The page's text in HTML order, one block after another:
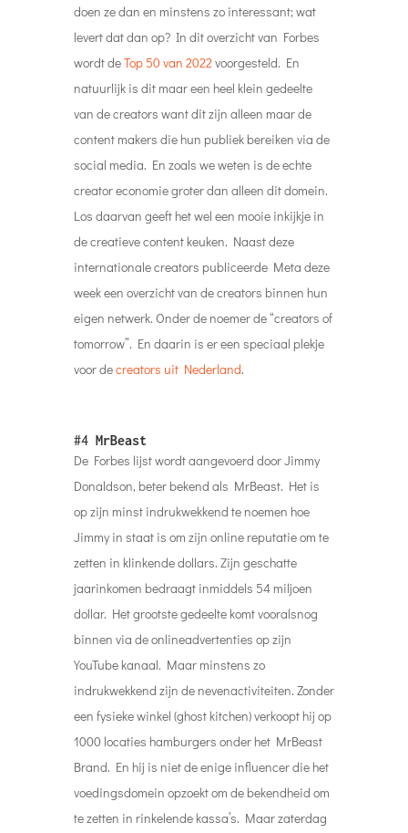
doen ze dan en minstens zo interessant; wat
levert dat dan op? In dit overzicht van Forbes
wordt deTop 50 van 2022voorgesteld. En
natuurlijk is dit maar een heel klein gedeelte
van de creators want dit zijn alleen maar de
content makers die hun publiek bereiken via de
social media. En zoals we weten is de echte
creator economie groter dan alleen dit domein.
Los daarvan geeft het wel een mooie inkijkje in
de creatieve content keuken. Naast deze
internationale creators publiceerde Meta deze
week een overzicht van de creators binnen hun
eigen netwerk. Onder de noemer de “creators of
tomorrow”. En daarin is er een speciaal plekje
voor decreators uit Nederland.
#4 MrBeast
De Forbes lijst wordt aangevoerd door Jimmy
Donaldson, beter bekend als MrBeast. Het is
op zijn minst indrukwekkend te noemen hoe
Jimmy in staat is om zijn online reputatie om te
zetten in klinkende dollars. Zijn geschatte
jaarinkomen bedraagt inmiddels 54 miljoen
dollar. Het grootste gedeelte komt vooralsnog
binnen via de onlineadvertenties op zijn
YouTube kanaal. Maar minstens zo
indrukwekkend zijn de nevenactiviteiten. Zonder
een fysieke winkel (ghost kitchen) verkoopt hij op
1000 locaties hamburgers onder het MrBeast
Brand. En hij is niet de enige influencer die het
voedingsdomein opzoekt om de bekendheid om
te zetten in rinkelende kassa’s. Maar zaterdag